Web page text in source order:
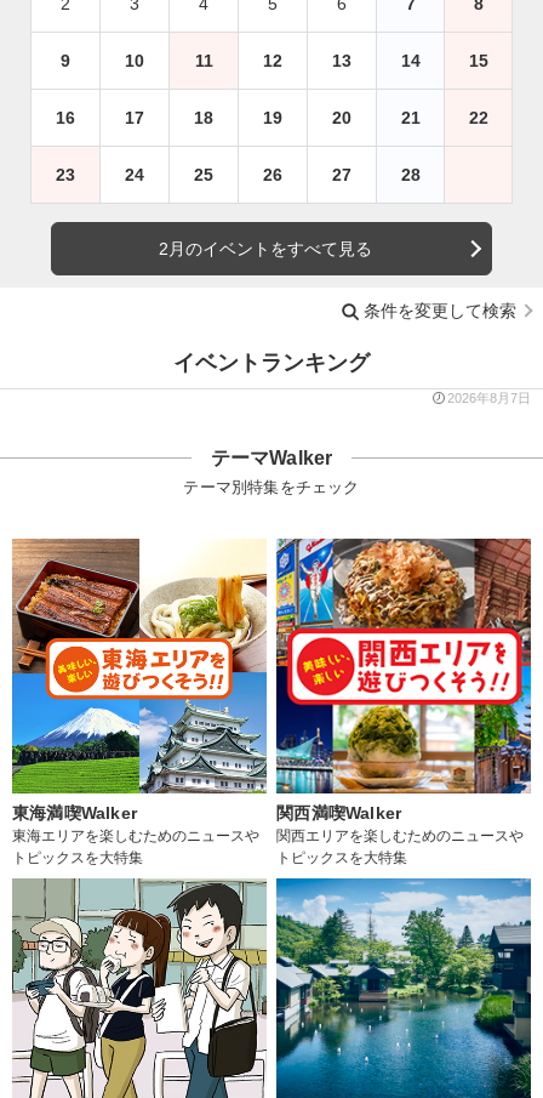
9 10 11 12 13 14 15
16 17 18 19 20 21 22
23 24 25 26 27 28
2月のイベントをすべて見る
条件を変更して検索
イベントランキング
2026年8月7日
テーマWalker
テーマ別特集をチェック
東海満喫Walker
東海エリアを楽しむためのニュースや
トピックスを大特集
関西満喫Walker
関西エリアを楽しむためのニュースや
トピックスを大特集